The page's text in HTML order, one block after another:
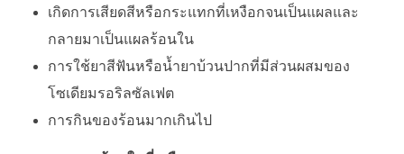
เกิดการเสียดสีหรือกระแทกที่เหงือกจนเป็นแผลและ
กลายมาเป็นแผลร้อนใน
การใช้ยาสีฟันหรือน้ำยาบ้วนปากที่มีส่วนผสมของ
โซเดียมรอริลซัลเฟต
การกินของร้อนมากเกินไป